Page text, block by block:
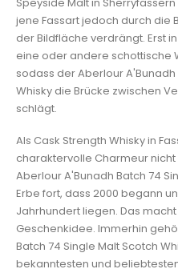
jene Fassart jedoch durch die
der Bildfläche verdrängt. Erst
eine oder andere schottische
sodass der Aberlour
Whisky die Brücke zwischen
schlägt.
Als Cask Strength Whisky in
charaktervolle Charmeur
Aberlour A'Bunadh Batch 74
Erbe fort, dass 2000 begann
Jahrhundert liegen. Das
Geschenkidee. Immerhin
Batch 74 Single Malt Scotch
bekanntesten und